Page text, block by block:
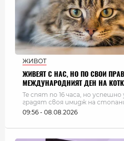
ЖИВОТ
ЖИВЕЯТ С НАС, НО ПО СВОИ
МЕЖДУНАРОДНИЯТ ДЕН НА
Те спят по 16 часа, но
градят своя имидж на
09:56 - 08.08.2026